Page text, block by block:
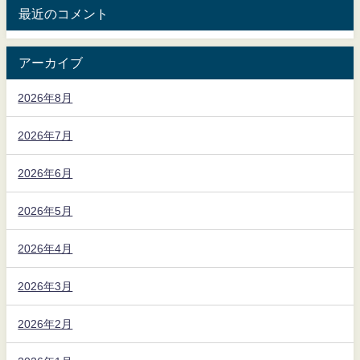
最近のコメント
アーカイブ
2026年8月
2026年7月
2026年6月
2026年5月
2026年4月
2026年3月
2026年2月